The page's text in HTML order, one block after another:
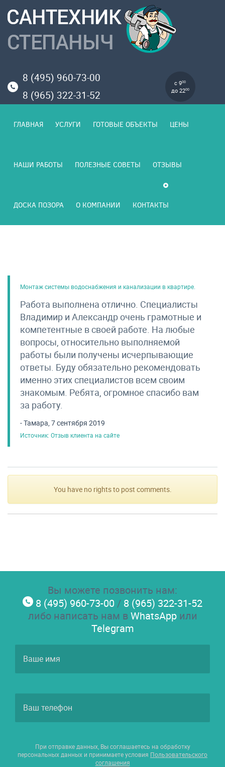
8 (495) 960-73-00
8 (965) 322-31-52
с 900
до 2200
ГЛАВНАЯ УСЛУГИ ГОТОВЫЕ ОБЪЕКТЫ ЦЕНЫ
НАШИ РАБОТЫ ПОЛЕЗНЫЕ СОВЕТЫ ОТЗЫВЫ
ДОСКА ПОЗОРА О КОМПАНИИ КОНТАКТЫ
Монтаж системы водоснабжения и канализации в квартире.
Работа выполнена отлично. Специалисты
Владимир и Александр очень грамотные и
компетентные в своей работе. На любые
вопросы, относительно выполняемой
работы были получены исчерпывающие
ответы. Буду обязательно рекомендовать
именно этих специалистов всем своим
знакомым. Ребята, огромное спасибо вам
за работу.
- Тамара, 7 сентября 2019
Источник: Отзыв клиента на сайте
You have no rights to post comments.
Вы можете позвонить нам:
8 (495) 960-73-00 / 8 (965) 322-31-52
либо написать нам вWhatsAppили
Telegram
При отправке данных, Вы соглашаетесь на обработку
персональных данных и принимаете условия Пользовательского
соглашения